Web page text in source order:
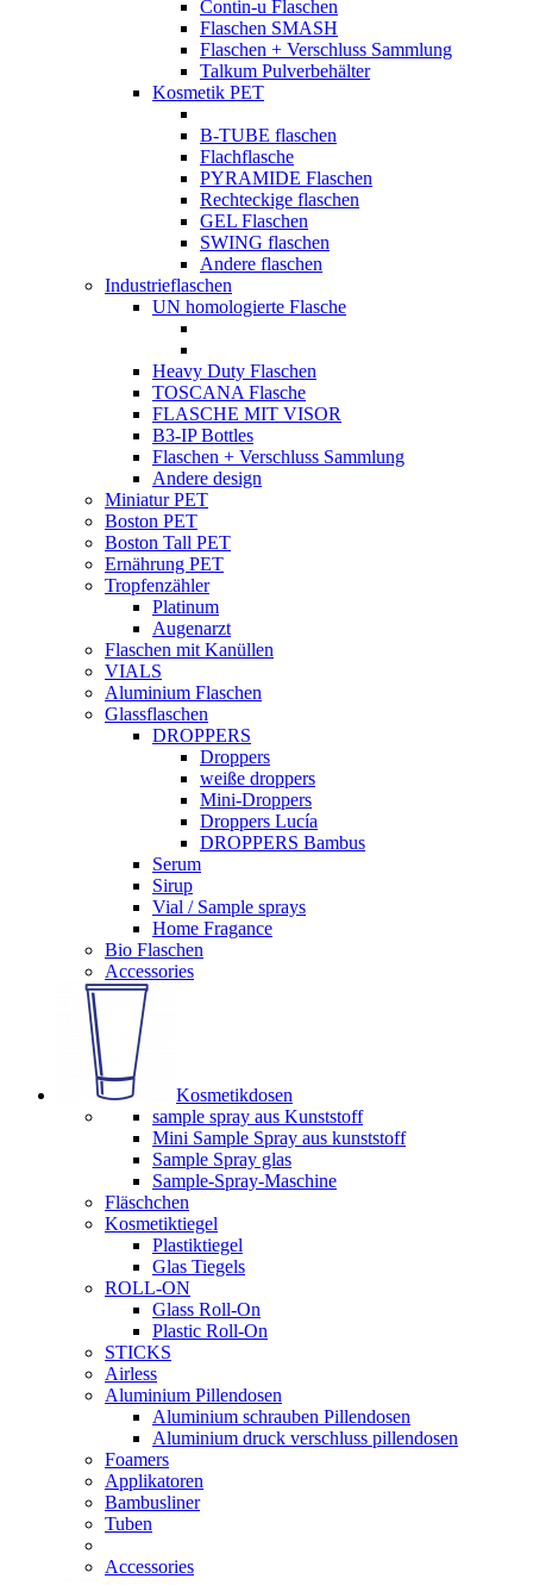
Contin-u Flaschen
Flaschen SMASH
Flaschen + Verschluss Sammlung
Talkum Pulverbehälter
Kosmetik PET
B-TUBE flaschen
Flachflasche
PYRAMIDE Flaschen
Rechteckige flaschen
GEL Flaschen
SWING flaschen
Andere flaschen
Industrieflaschen
UN homologierte Flasche
Heavy Duty Flaschen
TOSCANA Flasche
FLASCHE MIT VISOR
B3-IP Bottles
Flaschen + Verschluss Sammlung
Andere design
Miniatur PET
Boston PET
Boston Tall PET
Ernährung PET
Tropfenzähler
Platinum
Augenarzt
Flaschen mit Kanüllen
VIALS
Aluminium Flaschen
Glassflaschen
DROPPERS
Droppers
weiße droppers
Mini-Droppers
Droppers Lucía
DROPPERS Bambus
Serum
Sirup
Vial / Sample sprays
Home Fragance
Bio Flaschen
Accessories
Kosmetikdosen
sample spray aus Kunststoff
Mini Sample Spray aus kunststoff
Sample Spray glas
Sample-Spray-Maschine
Fläschchen
Kosmetiktiegel
Plastiktiegel
Glas Tiegels
ROLL-ON
Glass Roll-On
Plastic Roll-On
STICKS
Airless
Aluminium Pillendosen
Aluminium schrauben Pillendosen
Aluminium druck verschluss pillendosen
Foamers
Applikatoren
Bambusliner
Tuben
Accessories